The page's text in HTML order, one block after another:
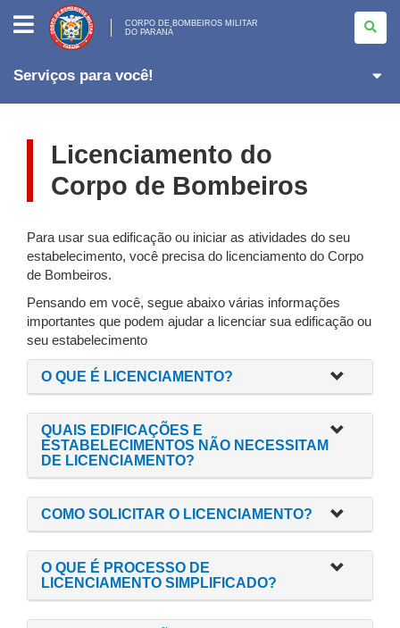
CORPO
DE
BOMBEIROS
MILITAR
PARANÁ
CORPO DE BOMBEIROS MILITAR
DO PARANÁ
Serviços para você!
Licenciamento do
Corpo de Bombeiros
Para usar sua edificação ou iniciar as atividades do seu
estabelecimento, você precisa do licenciamento do Corpo
de Bombeiros.
Pensando em você, segue abaixo várias informações
importantes que podem ajudar a licenciar sua edificação ou
seu estabelecimento
O QUE É LICENCIAMENTO?
QUAIS EDIFICAÇÕES E
ESTABELECIMENTOS NÃO NECESSITAM
DE LICENCIAMENTO?
COMO SOLICITAR O LICENCIAMENTO?
O QUE É PROCESSO DE
LICENCIAMENTO SIMPLIFICADO?